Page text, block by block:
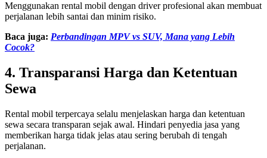
Menggunakan rental mobil dengan driver profesional akan membuat
perjalanan lebih santai dan minim risiko.
Baca juga: Perbandingan MPV vs SUV, Mana yang Lebih
Cocok?
4. Transparansi Harga dan Ketentuan
Sewa
Rental mobil terpercaya selalu menjelaskan harga dan ketentuan
sewa secara transparan sejak awal. Hindari penyedia jasa yang
memberikan harga tidak jelas atau sering berubah di tengah
perjalanan.